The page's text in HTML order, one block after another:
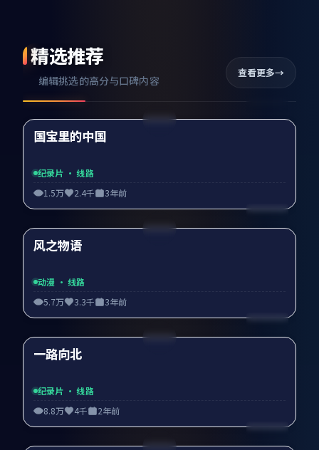
精选推荐
编辑挑选的高分与口碑内容
查看更多
精选
国宝里的中国
纪录片 · 线路
1.5万
2.4千 3年前
精选
99:54
风之物语
动漫 · 线路
5.7万
3.3千 3年前
精选
99:27
一路向北
纪录片 · 线路
8.8万
4千 2年前
99:18